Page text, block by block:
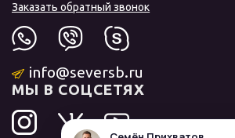
Заказать обратный звонок
info@seversb.ru
МЫ В СОЦСЕТЯХ